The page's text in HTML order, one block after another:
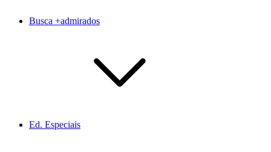
Busca +admirados
Ed. Especiais